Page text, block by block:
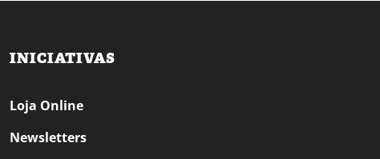
INICIATIVAS
Loja Online
Newsletters